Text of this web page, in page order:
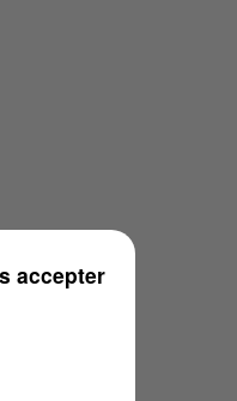
accepter